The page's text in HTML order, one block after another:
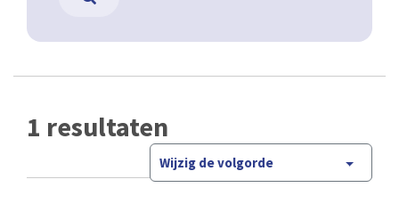
1 resultaten
Wijzig de volgorde